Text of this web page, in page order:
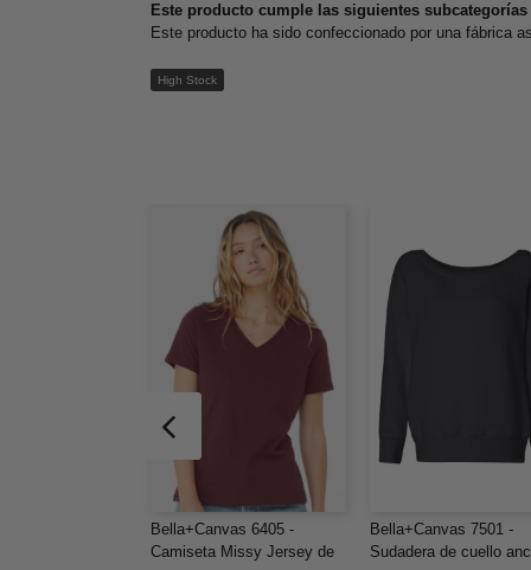
Este producto cumple las siguientes
Este producto ha sido confeccionado por una fábrica
High Stock
Bella+Canvas 6405 -
Camiseta Missy Jersey de
Bella+Canvas 7501 -
Sudadera de cuello